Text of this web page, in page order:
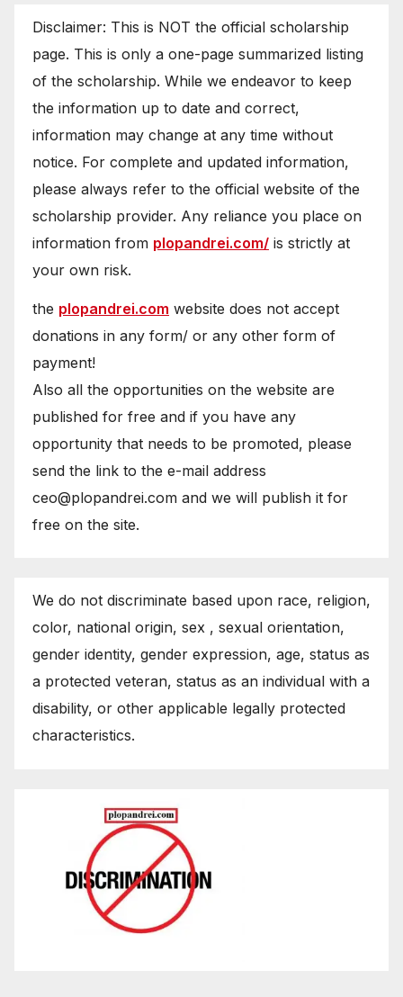
Disclaimer: This is NOT the official scholarship
page. This is only a one-page summarized listing
of the scholarship. While we endeavor to keep
the information up to date and correct,
information may change at any time without
notice. For complete and updated information,
please always refer to the official website of the
scholarship provider. Any reliance you place on
information from plopandrei.com/ is strictly at
your own risk.
the plopandrei.com website does not accept
donations in any form/ or any other form of
payment!
Also all the opportunities on the website are
published for free and if you have any
opportunity that needs to be promoted, please
send the link to the e-mail address
ceo@plopandrei.com and we will publish it for
free on the site.
We do not discriminate based upon race, religion,
color, national origin, sex , sexual orientation,
gender identity, gender expression, age, status as
a protected veteran, status as an individual with a
disability, or other applicable legally protected
characteristics.